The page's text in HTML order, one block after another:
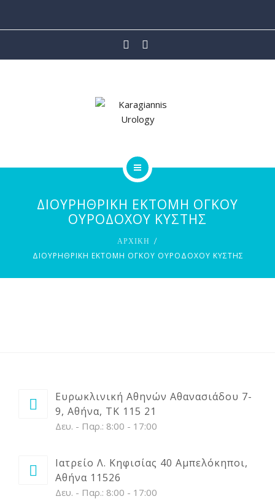
ΟΙ ΙΑΤΡΟΙΔΙΟΥΡΗΘΡΙΚΗ ΕΚΤΟΜΗ ΟΓΚΟΥ
ΟΥΡΟΔΟΧΟΥ ΚΥΣΤΗΣ
ΑΡΧΙΚΗ
ΔΙΟΥΡΗΘΡΙΚΗ ΕΚΤΟΜΗ ΟΓΚΟΥ ΟΥΡΟΔΟΧΟΥ ΚΥΣΤΗΣ
Ευρωκλινική Αθηνών Αθανασιάδου 7-
9, Αθήνα, ΤΚ 115 21
Δευ. - Παρ.: 8:00 - 17:00
Ιατρείο Λ. Κηφισίας 40 Αμπελόκηποι,
Αθήνα 11526
Δευ. - Παρ.: 8:00 - 17:00